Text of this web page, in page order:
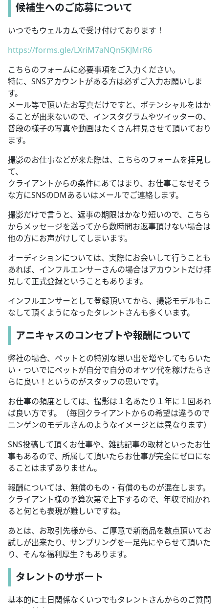
候補生へのご応募について
いつでもウェルカムで受け付けております！
https://forms.gle/LXriM7aNQn5KJMrR6
こちらのフォームに必要事項をご入力ください。
特に、SNSアカウントがある方は必ずご入力お願いしま
す。
メール等で頂いたお写真だけですと、ポテンシャルをはか
ることが出来ないので、インスタグラムやツイッターの、
普段の様子の写真や動画はたくさん拝見させて頂いており
ます。
撮影のお仕事などが来た際は、こちらのフォームを拝見し
て、
クライアントからの条件にあてはまり、お仕事こなせそう
な方にSNSのDMあるいはメールでご連絡します。
撮影だけで言うと、返事の期限はかなり短いので、こちら
からメッセージを送ってから数時間お返事頂けない場合は
他の方にお声がけしてしまいます。
オーディションについては、実際にお会いして行うことも
あれば、インフルエンサーさんの場合はアカウントだけ拝
見して正式登録ということもあります。
インフルエンサーとして登録頂いてから、撮影モデルもこ
なして頂くようになったタレントさんも多くいます。
アニキャスのコンセプトや報酬について
弊社の場合、ペットとの特別な思い出を増やしてもらいた
い・ついでにペットが自分で自分のオヤツ代を稼げたらさ
らに良い！というのがスタッフの思いです。
お仕事の頻度としては、撮影は１名あたり１年に１回あれ
ば良い方です。（毎回クライアントからの希望は違うので
ニンゲンのモデルさんのようなイメージとは異なります）
SNS投稿して頂くお仕事や、雑誌記事の取材といったお仕
事もあるので、所属して頂いたらお仕事が完全にゼロにな
ることはまずありません。
報酬については、無償のもの・有償のものが混在します。
クライアント様の予算次第で上下するので、年収で聞かれ
ると何とも表現が難しいですね。
あとは、お取引先様から、ご厚意で新商品を数点頂いてお
試しが出来たり、サンプリングを一足先にやらせて頂いた
り、そんな福利厚生？もあります。
タレントのサポート
基本的に土日関係なくいつでもタレントさんからのご質問